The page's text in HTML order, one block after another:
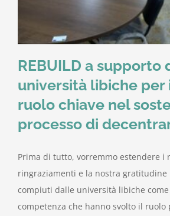
REBUILD a supporto
università libiche per
ruolo chiave nel
processo di
Prima di tutto, vorremmo estendere i
ringraziamenti e la nostra gratitudine
compiuti dalle università libiche
competenza che hanno svolto il